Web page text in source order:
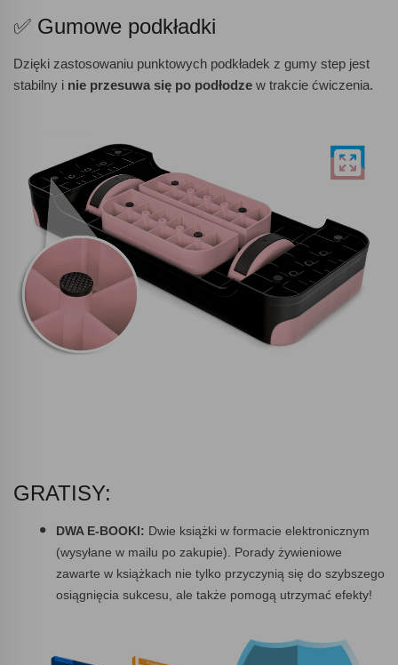
✅ Gumowe podkładki
Dzięki zastosowaniu punktowych podkładek z gumy step jest
stabilny i nie przesuwa się po podłodze w trakcie ćwiczenia.
GRATISY:
DWA E-BOOKI: Dwie książki w formacie elektronicznym
(wysyłane w mailu po zakupie). Porady żywieniowe
zawarte w książkach nie tylko przyczynią się do szybszego
osiągnięcia sukcesu, ale także pomogą utrzymać efekty!